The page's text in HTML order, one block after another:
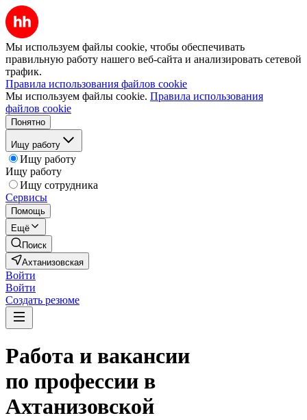
Мы используем файлы cookie, чтобы обеспечивать
правильную работу нашего веб-сайта и анализировать сетевой
трафик.
Правила использования файлов cookie
Мы используем файлы cookie. Правила использования
файлов cookie
Понятно
Ищу работу
Ищу работу
Ищу работу
Ищу сотрудника
Сервисы
Помощь
Ещё
Поиск
Ахтанизовская
Войти
Войти
Создать резюме
Работа и вакансии
по профессии в
Ахтанизовской